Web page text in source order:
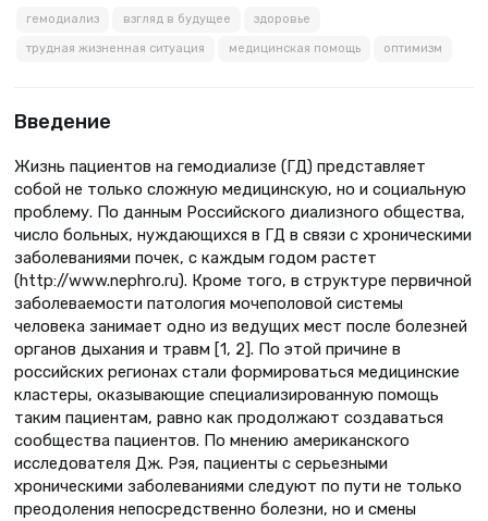
гемодиализ взгляд в будущее здоровье
трудная жизненная ситуация медицинская помощь оптимизм
Введение
Жизнь пациентов на гемодиализе (ГД) представляет
собой не только сложную медицинскую, но и социальную
проблему. По данным Российского диализного общества,
число больных, нуждающихся в ГД в связи с хроническими
заболеваниями почек, с каждым годом растет
(http://www.nephro.ru). Кроме того, в структуре первичной
заболеваемости патология мочеполовой системы
человека занимает одно из ведущих мест после болезней
органов дыхания и травм [1, 2]. По этой причине в
российских регионах стали формироваться медицинские
кластеры, оказывающие специализированную помощь
таким пациентам, равно как продолжают создаваться
сообщества пациентов. По мнению американского
исследователя Дж. Рэя, пациенты с серьезными
хроническими заболеваниями следуют по пути не только
преодоления непосредственно болезни, но и смены